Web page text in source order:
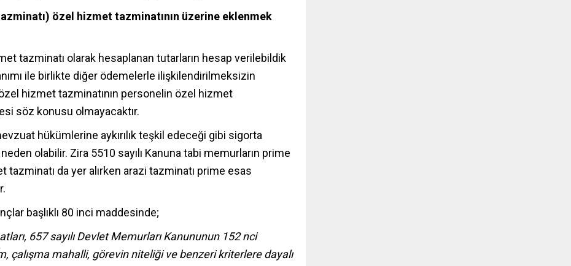
özel hizmet tazminatının üzerine eklenmek
tazminatı olarak hesaplanan tutarların hesap verilebildik
ile birlikte diğer ödemelerle ilişkilendirilmeksizin
hizmet tazminatının personelin özel hizmet
söz konusu olmayacaktır.
hükümlerine aykırılık teşkil edeceği gibi sigorta
olabilir. Zira 5510 sayılı Kanuna tabi memurların prime
da yer alırken arazi tazminatı prime esas
başlıklı 80 inci maddesinde;
657sayılı Devlet Memurları Kanununun 152nci
çalışma mahalli, görevin niteliği ve benzeri kriterlere dayalı